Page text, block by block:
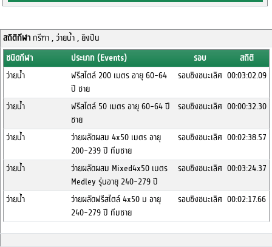
สถิติกีฬากรีฑา , ว่ายน้ำ , ยิงปืน
ชนิดกีฬา
ประเภท (Events) รอบ
สถิติ
ว่ายน้ำ
ฟรีสไตล์ 200 เมตร อายุ 60-64
ปี ชาย
รอบชิงชนะเลิศ 00:03:02.09
ว่ายน้ำ
ฟรีสไตล์ 50 เมตร อายุ 60-64 ปี
ชาย
รอบชิงชนะเลิศ 00:00:32.30
ว่ายน้ำ
ว่ายผลัดผสม 4x50 เมตร อายุ
200-239 ปี ทีมชาย
รอบชิงชนะเลิศ 00:02:38.57
ว่ายน้ำ
ว่ายผลัดผสม Mixed4x50 เมตร
Medley รุ่นอายุ 240-279 ปี
รอบชิงชนะเลิศ 00:03:24.37
ว่ายน้ำ
ว่ายผลัดฟรีสไตล์ 4x50 ม อายุ
240-279 ปี ทีมชาย
รอบชิงชนะเลิศ 00:02:17.66